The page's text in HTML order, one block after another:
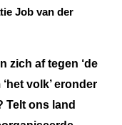
Job van der
zich af tegen ‘de
volk’ eronder
Telt ons land